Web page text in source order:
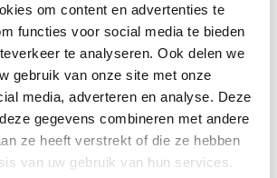
om content en advertenties te
functies voor social media te bieden
te analyseren. Ook delen we
gebruik van onze site met onze
media, adverteren en analyse. Deze
gegevens combineren met andere
ze heeft verstrekt of die ze hebben
van uw gebruik van hun services.
Zone